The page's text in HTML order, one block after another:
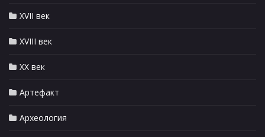
XVII век
XVIII век
XX век
Артефакт
Археология